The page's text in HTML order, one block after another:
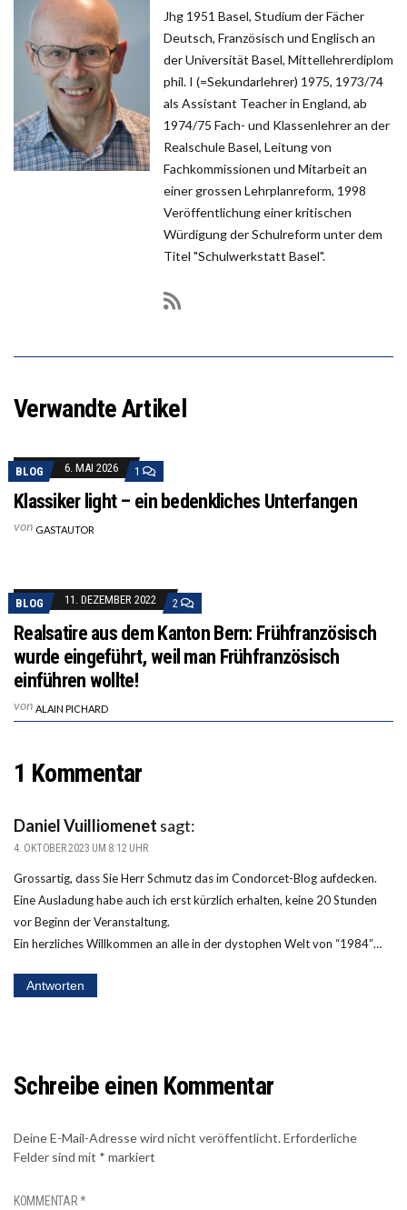
Jhg 1951 Basel, Studium der Fächer
Deutsch, Französisch und Englisch an
der Universität Basel, Mittellehrerdiplom
phil. I (=Sekundarlehrer) 1975, 1973/74
als Assistant Teacher in England, ab
1974/75 Fach- und Klassenlehrer an der
Realschule Basel, Leitung von
Fachkommissionen und Mitarbeit an
einer grossen Lehrplanreform, 1998
Veröffentlichung einer kritischen
Würdigung der Schulreform unter dem
Titel "Schulwerkstatt Basel".
Verwandte Artikel
BLOG 6. MAI 2026 1
Klassiker light – ein bedenkliches Unterfangen
von GASTAUTOR
BLOG 11. DEZEMBER 2022 2
Realsatire aus dem Kanton Bern: Frühfranzösisch
wurde eingeführt, weil man Frühfranzösisch
einführen wollte!
von ALAIN PICHARD
1 Kommentar
Daniel Vuilliomenet sagt:
4. OKTOBER 2023 UM 8:12 UHR
Grossartig, dass Sie Herr Schmutz das im Condorcet-Blog aufdecken.
Eine Ausladung habe auch ich erst kürzlich erhalten, keine 20 Stunden
vor Beginn der Veranstaltung.
Ein herzliches Willkommen an alle in der dystophen Welt von “1984”…
Antworten
Schreibe einen Kommentar
Deine E-Mail-Adresse wird nicht veröffentlicht.Erforderliche
Felder sind mit * markiert
KOMMENTAR*